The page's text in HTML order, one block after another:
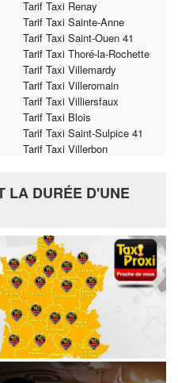
Tarif Taxi Renay
Tarif Taxi Sainte-Anne
Tarif Taxi Saint-Ouen 41
Tarif Taxi Thoré-la-Rochette
Tarif Taxi Villemardy
Tarif Taxi Villeromain
Tarif Taxi Villiersfaux
Tarif Taxi Blois
Tarif Taxi Saint-Sulpice 41
Tarif Taxi Villerbon
LA DURÉE D'UNE